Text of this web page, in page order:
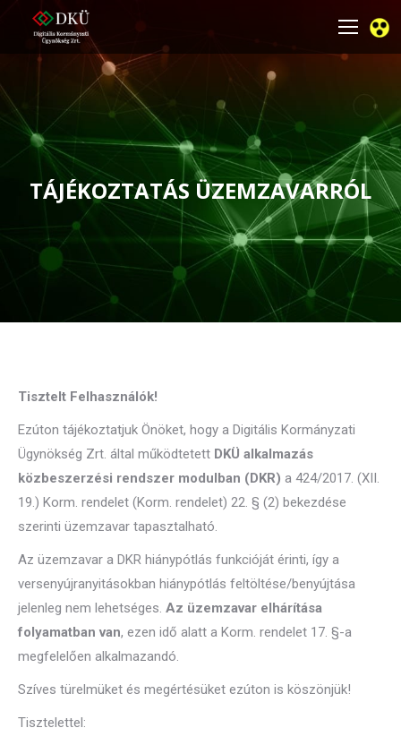
TÁJÉKOZTATÁS ÜZEMZAVARRÓL
You are here:
Tisztelt Felhasználók!
Ezúton tájékoztatjuk Önöket, hogy a Digitális Kormányzati
Ügynökség Zrt. által működtetett DKÜ alkalmazás
közbeszerzési rendszer modulban (DKR) a 424/2017. (XII.
19.) Korm. rendelet (Korm. rendelet) 22. § (2) bekezdése
szerinti üzemzavar tapasztalható.
Az üzemzavar a DKR hiánypótlás funkcióját érinti, így a
versenyújranyitásokban hiánypótlás feltöltése/benyújtása
jelenleg nem lehetséges. Az üzemzavar elhárítása
folyamatban van, ezen idő alatt a Korm. rendelet 17. §-a
megfelelően alkalmazandó.
Szíves türelmüket és megértésüket ezúton is köszönjük!
Tisztelettel: